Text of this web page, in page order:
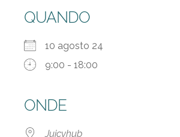
QUANDO
10 agosto 24
9:00 - 18:00
ONDE
Juicyhub